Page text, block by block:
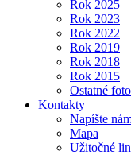
Rok 2025
Rok 2023
Rok 2022
Rok 2019
Rok 2018
Rok 2015
Ostatné foto
Kontakty
Napíšte
Mapa
Užitočné